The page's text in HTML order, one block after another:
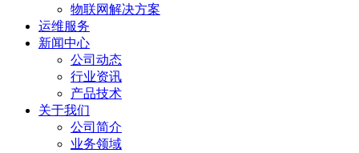
物联网解决方案
运维服务
新闻中心
公司动态
行业资讯
产品技术
关于我们
公司简介
业务领域